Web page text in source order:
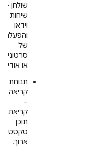
שולחן –
שיחות
וידאו
והפעלה
של
סרטונים
או אודיו.
תנוחת
קריאה
–
קריאת
תוכן
טקסט
ארוך.